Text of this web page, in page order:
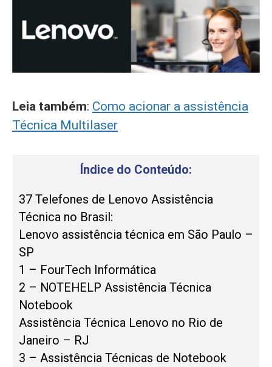
Leia também: Como acionar a assistência
Técnica Multilaser
Índice do Conteúdo:
37 Telefones de Lenovo Assistência
Técnica no Brasil:
Lenovo assistência técnica em São Paulo –
SP
1 – FourTech Informática
2 – NOTEHELP Assistência Técnica
Notebook
Assistência Técnica Lenovo no Rio de
Janeiro – RJ
3 – Assistência Técnicas de Notebook